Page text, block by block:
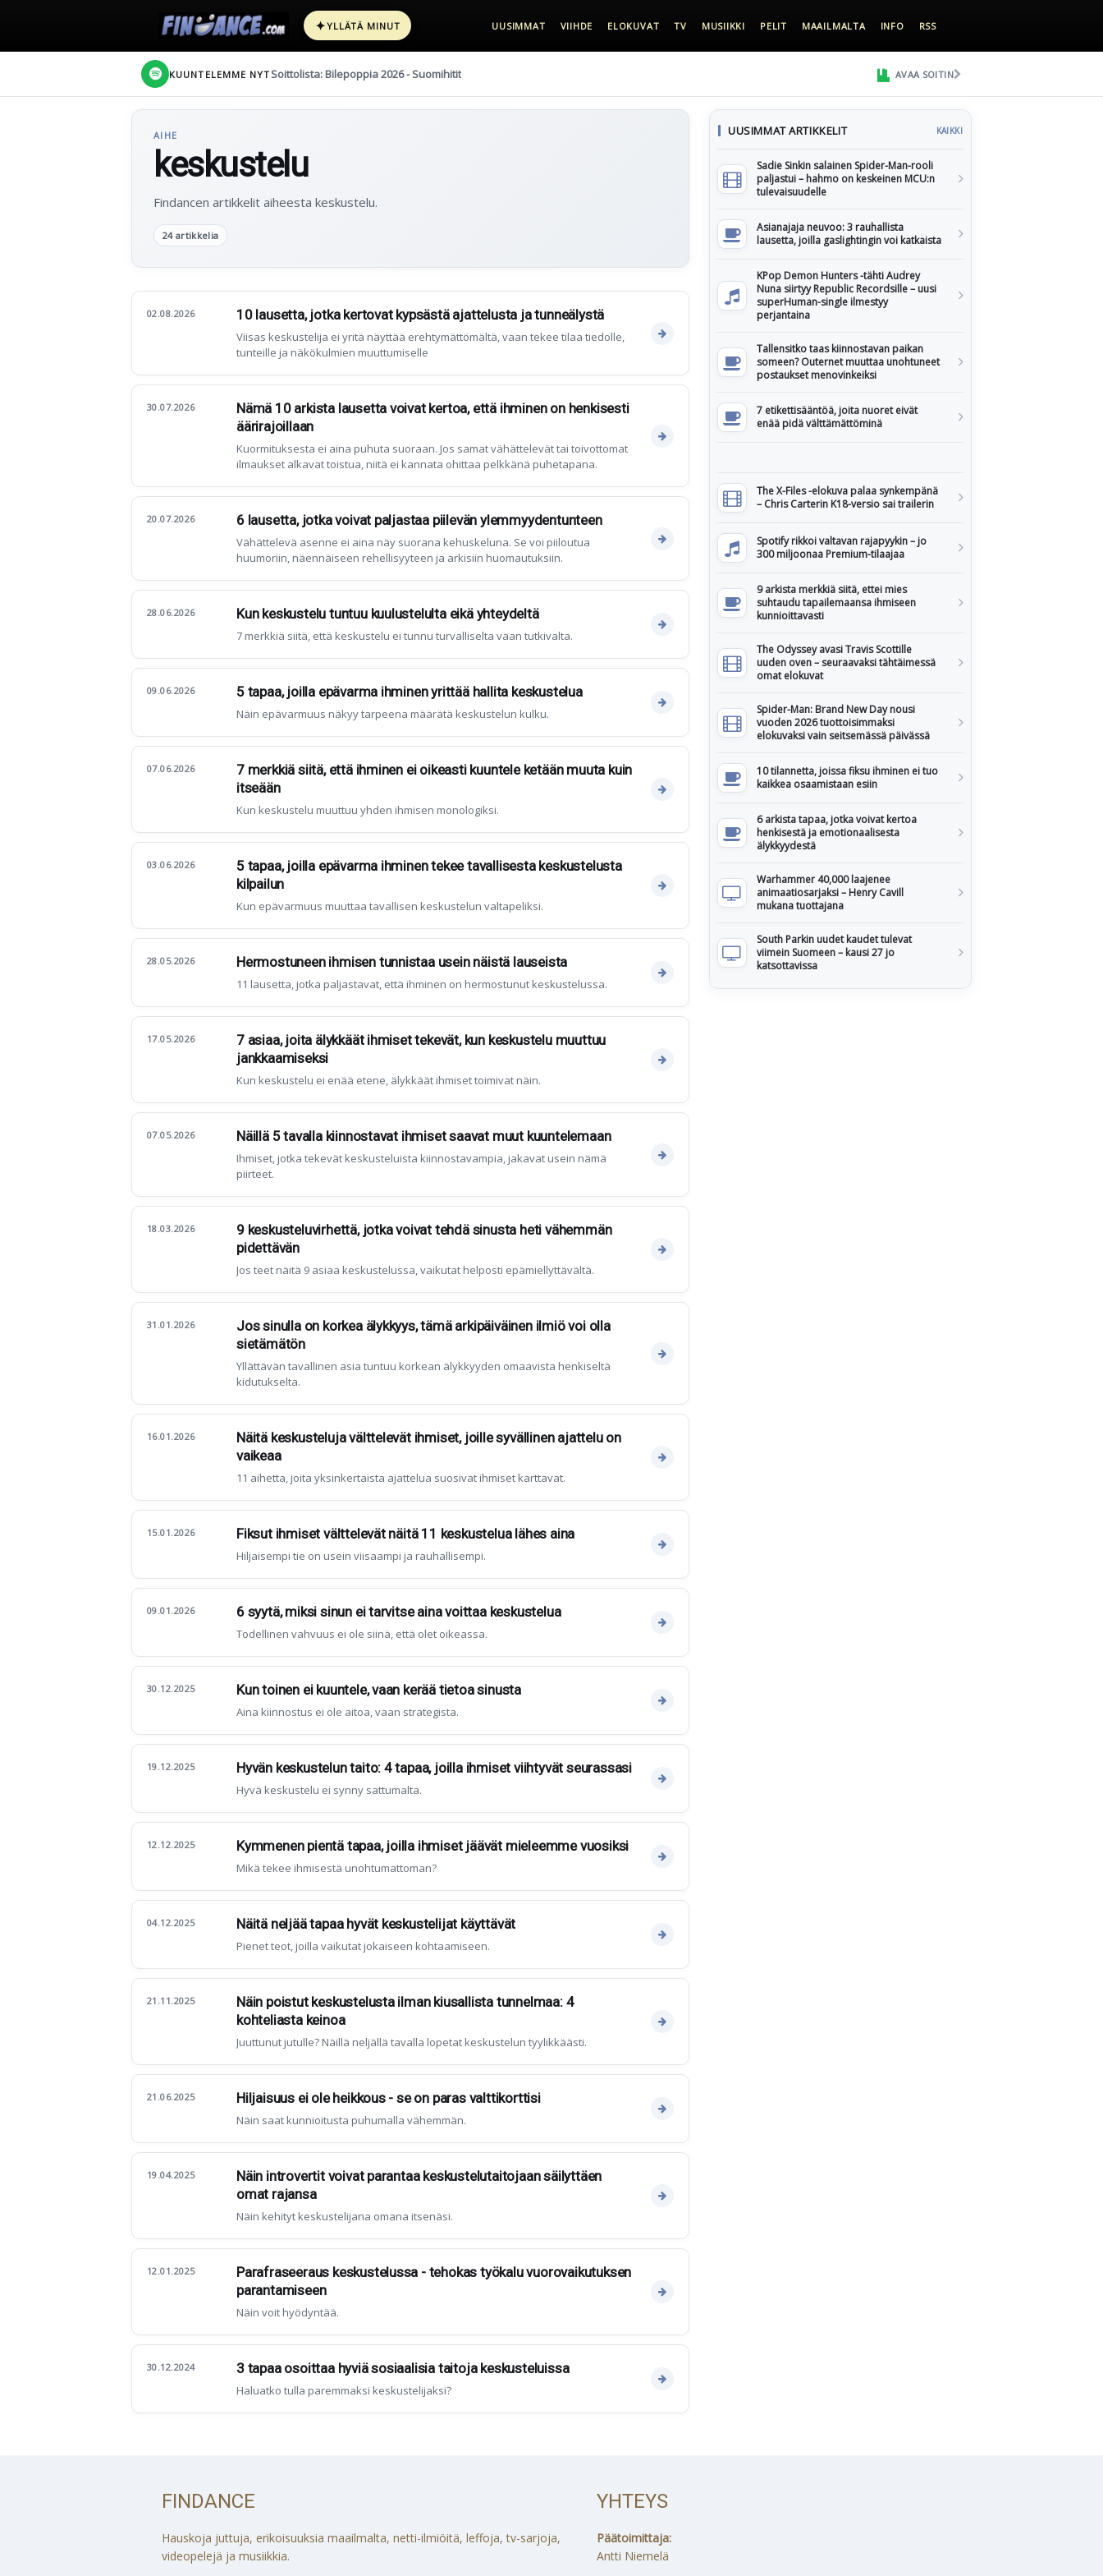
✦YLLÄTÄ MINUT UUSIMMAT VIIHDE ELOKUVAT TV MUSIIKKI PELIT MAAILMALTA INFO RSS
KUUNTELEMME NYT Soittolista: Bilepoppia 2026 - Suomihitit AVAA SOITIN
AIHE
keskustelu
Findancen artikkelit aiheesta keskustelu.
24 artikkelia
02.08.2026 10 lausetta, jotka kertovat kypsästä ajattelusta ja tunneälystä
Viisas keskustelija ei yritä näyttää erehtymättömältä, vaan tekee tilaa tiedolle,
tunteille ja näkökulmien muuttumiselle
30.07.2026
Nämä 10 arkista lausetta voivat kertoa, että ihminen on henkisesti
äärirajoillaan
Kuormituksesta ei aina puhuta suoraan. Jos samat vähättelevät tai toivottomat
ilmaukset alkavat toistua, niitä ei kannata ohittaa pelkkänä puhetapana.
20.07.2026 6 lausetta, jotka voivat paljastaa piilevän ylemmyydentunteen
Vähättelevä asenne ei aina näy suorana kehuskeluna. Se voi piiloutua
huumoriin, näennäiseen rehellisyyteen ja arkisiin huomautuksiin.
28.06.2026 Kun keskustelu tuntuu kuulustelulta eikä yhteydeltä
7 merkkiä siitä, että keskustelu ei tunnu turvalliselta vaan tutkivalta.
09.06.2026 5 tapaa, joilla epävarma ihminen yrittää hallita keskustelua
Näin epävarmuus näkyy tarpeena määrätä keskustelun kulku.
07.06.2026
7 merkkiä siitä, että ihminen ei oikeasti kuuntele ketään muuta kuin
itseään
Kun keskustelu muuttuu yhden ihmisen monologiksi.
03.06.2026
5 tapaa, joilla epävarma ihminen tekee tavallisesta keskustelusta
kilpailun
Kun epävarmuus muuttaa tavallisen keskustelun valtapeliksi.
28.05.2026 Hermostuneen ihmisen tunnistaa usein näistä lauseista
11 lausetta, jotka paljastavat, että ihminen on hermostunut keskustelussa.
17.05.2026
7 asiaa, joita älykkäät ihmiset tekevät, kun keskustelu muuttuu
jankkaamiseksi
Kun keskustelu ei enää etene, älykkäät ihmiset toimivat näin.
07.05.2026 Näillä 5 tavalla kiinnostavat ihmiset saavat muut kuuntelemaan
Ihmiset, jotka tekevät keskusteluista kiinnostavampia, jakavat usein nämä
piirteet.
18.03.2026
9 keskusteluvirhettä, jotka voivat tehdä sinusta heti vähemmän
pidettävän
Jos teet näitä 9 asiaa keskustelussa, vaikutat helposti epämiellyttävältä.
31.01.2026
Jos sinulla on korkea älykkyys, tämä arkipäiväinen ilmiö voi olla
sietämätön
Yllättävän tavallinen asia tuntuu korkean älykkyyden omaavista henkiseltä
kidutukselta.
16.01.2026
Näitä keskusteluja välttelevät ihmiset, joille syvällinen ajattelu on
vaikeaa
11 aihetta, joita yksinkertaista ajattelua suosivat ihmiset karttavat.
15.01.2026 Fiksut ihmiset välttelevät näitä 11 keskustelua lähes aina
Hiljaisempi tie on usein viisaampi ja rauhallisempi.
09.01.2026 6 syytä, miksi sinun ei tarvitse aina voittaa keskustelua
Todellinen vahvuus ei ole siinä, että olet oikeassa.
30.12.2025 Kun toinen ei kuuntele, vaan kerää tietoa sinusta
Aina kiinnostus ei ole aitoa, vaan strategista.
19.12.2025 Hyvän keskustelun taito: 4 tapaa, joilla ihmiset viihtyvät seurassasi
Hyvä keskustelu ei synny sattumalta.
12.12.2025 Kymmenen pientä tapaa, joilla ihmiset jäävät mieleemme vuosiksi
Mikä tekee ihmisestä unohtumattoman?
04.12.2025 Näitä neljää tapaa hyvät keskustelijat käyttävät
Pienet teot, joilla vaikutat jokaiseen kohtaamiseen.
21.11.2025
Näin poistut keskustelusta ilman kiusallista tunnelmaa: 4
kohteliasta keinoa
Juuttunut jutulle? Näillä neljällä tavalla lopetat keskustelun tyylikkäästi.
21.06.2025 Hiljaisuus ei ole heikkous - se on paras valttikorttisi
Näin saat kunnioitusta puhumalla vähemmän.
19.04.2025
Näin introvertit voivat parantaa keskustelutaitojaan säilyttäen
omat rajansa
Näin kehityt keskustelijana omana itsenäsi.
12.01.2025
Parafraseeraus keskustelussa - tehokas työkalu vuorovaikutuksen
parantamiseen
Näin voit hyödyntää.
30.12.2024 3 tapaa osoittaa hyviä sosiaalisia taitoja keskusteluissa
Haluatko tulla paremmaksi keskustelijaksi?
UUSIMMAT ARTIKKELIT KAIKKI
Sadie Sinkin salainen Spider-Man-rooli
paljastui – hahmo on keskeinen MCU:n
tulevaisuudelle
Asianajaja neuvoo: 3 rauhallista
lausetta, joilla gaslightingin voi katkaista
KPop Demon Hunters -tähti Audrey
Nuna siirtyy Republic Recordsille – uusi
superHuman-single ilmestyy
perjantaina
Tallensitko taas kiinnostavan paikan
someen? Outernet muuttaa unohtuneet
postaukset menovinkeiksi
7 etikettisääntöä, joita nuoret eivät
enää pidä välttämättöminä
The X-Files -elokuva palaa synkempänä
– Chris Carterin K18-versio sai trailerin
Spotify rikkoi valtavan rajapyykin – jo
300 miljoonaa Premium-tilaajaa
9 arkista merkkiä siitä, ettei mies
suhtaudu tapailemaansa ihmiseen
kunnioittavasti
The Odyssey avasi Travis Scottille
uuden oven – seuraavaksi tähtäimessä
omat elokuvat
Spider-Man: Brand New Day nousi
vuoden 2026 tuottoisimmaksi
elokuvaksi vain seitsemässä päivässä
10 tilannetta, joissa fiksu ihminen ei tuo
kaikkea osaamistaan esiin
6 arkista tapaa, jotka voivat kertoa
henkisestä ja emotionaalisesta
älykkyydestä
Warhammer 40,000 laajenee
animaatiosarjaksi – Henry Cavill
mukana tuottajana
South Parkin uudet kaudet tulevat
viimein Suomeen – kausi 27 jo
katsottavissa
FINDANCE
Hauskoja juttuja, erikoisuuksia maailmalta, netti-ilmiöitä, leffoja, tv-sarjoja,
videopelejä ja musiikkia.
YHTEYS
Päätoimittaja:
Antti Niemelä